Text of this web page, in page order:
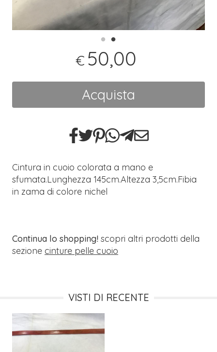
€ 50,00
Acquista
Cintura in cuoio colorata a mano e
sfumata.Lunghezza 145cm.Altezza 3,5cm.Fibia
in zama di colore nichel
Continua lo shopping! scopri altri prodotti della
sezione cinture pelle cuoio
VISTI DI RECENTE